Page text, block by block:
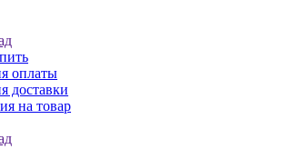
оплаты
доставки
на товар